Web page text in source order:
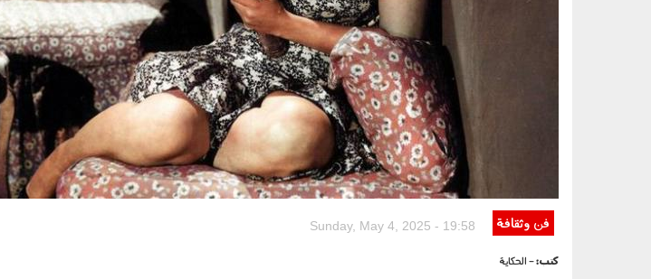
فن وثقافة Sunday, May 4, 2025 - 19:58
كتب:- الحكاية